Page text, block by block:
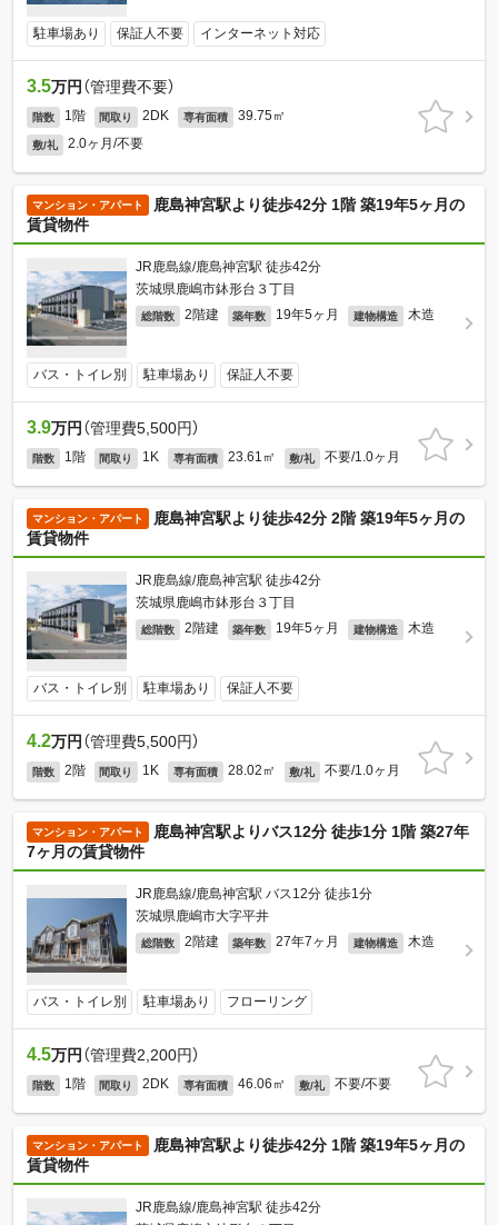
駐車場あり 保証人不要 インターネット対応
3.5万円 （管理費不要）
階数 1階 間取り 2DK 専有面積 39.75㎡
敷/礼 2.0ヶ月/不要
マンション・アパート
鹿島神宮駅より徒歩42分 1階 築19年5ヶ月の
賃貸物件
JR鹿島線/鹿島神宮駅 徒歩42分
茨城県鹿嶋市鉢形台３丁目
総階数 2階建 築年数 19年5ヶ月 建物構造 木造
バス・トイレ別 駐車場あり 保証人不要
3.9万円 （管理費5,500円）
階数 1階 間取り 1K 専有面積 23.61㎡ 敷/礼 不要/1.0ヶ月
マンション・アパート
鹿島神宮駅より徒歩42分 2階 築19年5ヶ月の
賃貸物件
JR鹿島線/鹿島神宮駅 徒歩42分
茨城県鹿嶋市鉢形台３丁目
総階数 2階建 築年数 19年5ヶ月 建物構造 木造
バス・トイレ別 駐車場あり 保証人不要
4.2万円 （管理費5,500円）
階数 2階 間取り 1K 専有面積 28.02㎡ 敷/礼 不要/1.0ヶ月
マンション・アパート
鹿島神宮駅よりバス12分 徒歩1分 1階 築27年
7ヶ月の賃貸物件
JR鹿島線/鹿島神宮駅 バス12分 徒歩1分
茨城県鹿嶋市大字平井
総階数 2階建 築年数 27年7ヶ月 建物構造 木造
バス・トイレ別 駐車場あり フローリング
4.5万円 （管理費2,200円）
階数 1階 間取り 2DK 専有面積 46.06㎡ 敷/礼 不要/不要
マンション・アパート
鹿島神宮駅より徒歩42分 1階 築19年5ヶ月の
賃貸物件
JR鹿島線/鹿島神宮駅 徒歩42分